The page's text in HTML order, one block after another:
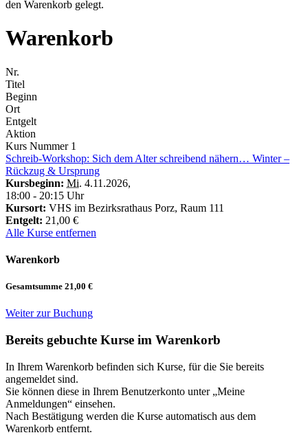
den Warenkorb gelegt.
Warenkorb
Nr.
Titel
Beginn
Ort
Entgelt
Aktion
Kurs Nummer 1
Schreib-Workshop: Sich dem Alter schreibend nähern… Winter –
Rückzug & Ursprung
Kursbeginn: Mi. 4.11.2026,
18:00 - 20:15 Uhr
Kursort: VHS im Bezirksrathaus Porz, Raum 111
Entgelt: 21,00 €
Alle Kurse entfernen
Warenkorb
Gesamtsumme 21,00 €
Weiter zur Buchung
Bereits gebuchte Kurse im Warenkorb
In Ihrem Warenkorb befinden sich Kurse, für die Sie bereits
angemeldet sind.
Sie können diese in Ihrem Benutzerkonto unter „Meine
Anmeldungen“ einsehen.
Nach Bestätigung werden die Kurse automatisch aus dem
Warenkorb entfernt.